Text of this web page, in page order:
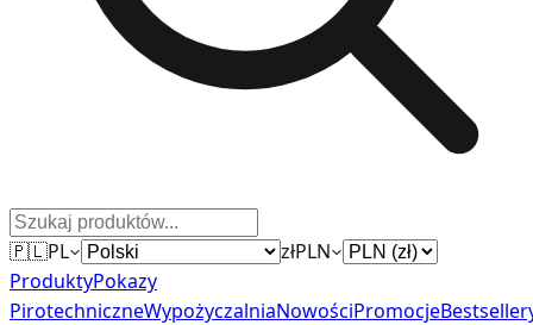
🇵🇱PL złPLN
ProduktyPokazy
PirotechniczneWypożyczalniaNowościPromocje